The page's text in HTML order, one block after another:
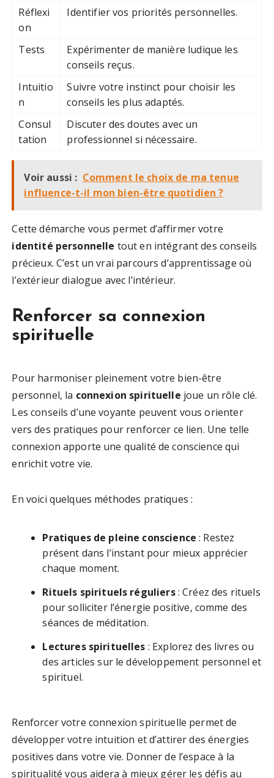
Réflexi
on
Identifier vos priorités personnelles.
Tests
Expérimenter de manière ludique les
conseils reçus.
Intuitio
n
Suivre votre instinct pour choisir les
conseils les plus adaptés.
Consul
tation
Discuter des doutes avec un
professionnel si nécessaire.
Voir aussi : Comment le choix de ma tenue
influence-t-il mon bien-être quotidien ?
Cette démarche vous permet d’affirmer votre
identité personnelle tout en intégrant des conseils
précieux. C’est un vrai parcours d’apprentissage où
l’extérieur dialogue avec l’intérieur.
Renforcer sa connexion
spirituelle
Pour harmoniser pleinement votre bien-être
personnel, la connexion spirituelle joue un rôle clé.
Les conseils d’une voyante peuvent vous orienter
vers des pratiques pour renforcer ce lien. Une telle
connexion apporte une qualité de conscience qui
enrichit votre vie.
En voici quelques méthodes pratiques :
Pratiques de pleine conscience : Restez
présent dans l’instant pour mieux apprécier
chaque moment.
Rituels spirituels réguliers: Créez des rituels
pour solliciter l’énergie positive, comme des
séances de méditation.
Lectures spirituelles : Explorez des livres ou
des articles sur le développement personnel et
spirituel.
Renforcer votre connexion spirituelle permet de
développer votre intuition et d’attirer des énergies
positives dans votre vie. Donner de l’espace à la
spiritualité vous aidera à mieux gérer les défis au